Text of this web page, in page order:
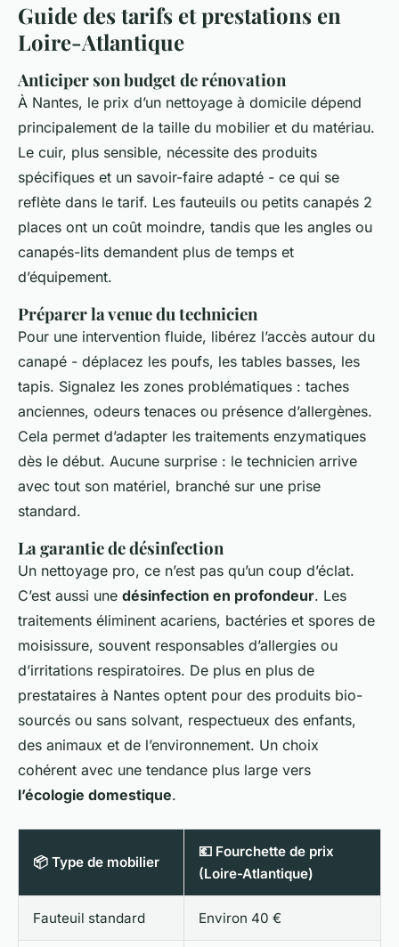
Guide des tarifs et prestations en
Loire-Atlantique
Anticiper son budget de rénovation
À Nantes, le prix d’un nettoyage à domicile dépend
principalement de la taille du mobilier et du matériau.
Le cuir, plus sensible, nécessite des produits
spécifiques et un savoir-faire adapté - ce qui se
reflète dans le tarif. Les fauteuils ou petits canapés 2
places ont un coût moindre, tandis que les angles ou
canapés-lits demandent plus de temps et
d’équipement.
Préparer la venue du technicien
Pour une intervention fluide, libérez l’accès autour du
canapé - déplacez les poufs, les tables basses, les
tapis. Signalez les zones problématiques : taches
anciennes, odeurs tenaces ou présence d’allergènes.
Cela permet d’adapter les traitements enzymatiques
dès le début. Aucune surprise : le technicien arrive
avec tout son matériel, branché sur une prise
standard.
La garantie de désinfection
Un nettoyage pro, ce n’est pas qu’un coup d’éclat.
C’est aussi une désinfection en profondeur. Les
traitements éliminent acariens, bactéries et spores de
moisissure, souvent responsables d’allergies ou
d’irritations respiratoires. De plus en plus de
prestataires à Nantes optent pour des produits bio-
sourcés ou sans solvant, respectueux des enfants,
des animaux et de l’environnement. Un choix
cohérent avec une tendance plus large vers
l’écologie domestique.
📦 Type de mobilier
💶 Fourchette de prix
(Loire-Atlantique)
Fauteuil standard Environ 40 €